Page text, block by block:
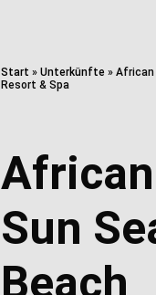
Start » Unterkünfte » African
Resort & Spa
African
Sun
Beach